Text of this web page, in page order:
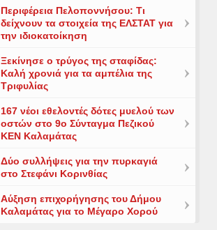
Περιφέρεια Πελοποννήσου: Τι
δείχνουν τα στοιχεία της ΕΛΣΤΑΤ για
την ιδιοκατοίκηση
Ξεκίνησε ο τρύγος της σταφίδας:
Καλή χρονιά για τα αμπέλια της
Τριφυλίας
167 νέοι εθελοντές δότες μυελού των
οστών στο 9ο Σύνταγμα Πεζικού
ΚΕΝ Καλαμάτας
Δύο συλλήψεις για την πυρκαγιά
στο Στεφάνι Κορινθίας
Αύξηση επιχορήγησης του Δήμου
Καλαμάτας για το Μέγαρο Χορού